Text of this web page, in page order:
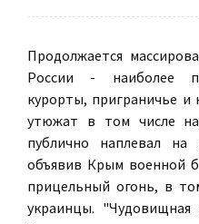
Продолжается
России - наиболее
курорты, приграничье
утюжат в том числе
публично наплевал на
объявив Крым военной
прицельный огонь, в
украинцы.